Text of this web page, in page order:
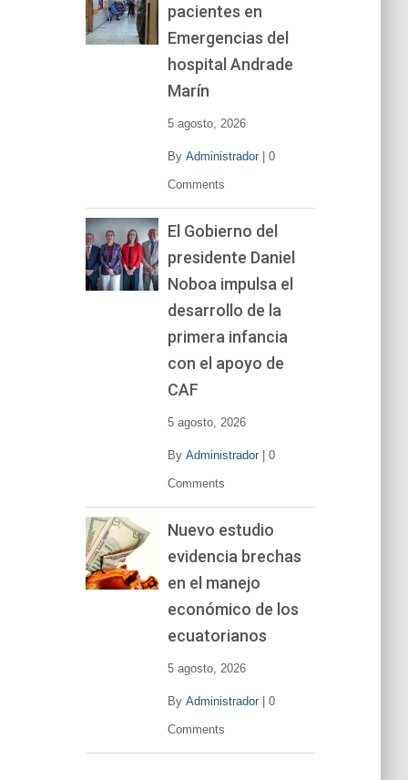
pacientes en
Emergencias del
hospital Andrade
Marín
5 agosto, 2026
By Administrador| 0
Comments
El Gobierno del
presidente Daniel
Noboa impulsa el
desarrollo de la
primera infancia
con el apoyo de
CAF
5 agosto, 2026
By Administrador| 0
Comments
Nuevo estudio
evidencia brechas
en el manejo
económico de los
ecuatorianos
5 agosto, 2026
By Administrador| 0
Comments